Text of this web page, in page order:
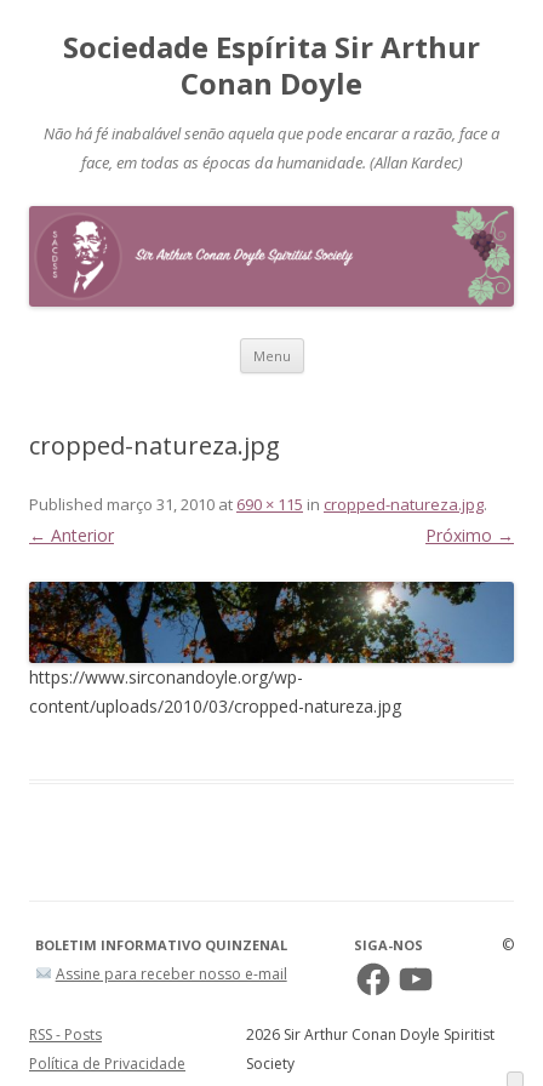
Sociedade Espírita Sir Arthur
Conan Doyle
Não há fé inabalável senão aquela que pode encarar a razão, face a
face, em todas as épocas da humanidade. (Allan Kardec)
Menu Pular
cropped-natureza.jpg
Published março 31, 2010 at 690 × 115 in cropped-natureza.jpg.
← Anterior Próximo →
https://www.sirconandoyle.org/wp-
content/uploads/2010/03/cropped-natureza.jpg
BOLETIM INFORMATIVO QUINZENAL
Assine para receber nosso e-mail
SIGA-NOS
FacebookYouTube
RSS - Posts
Política de Privacidade
©
2026 Sir Arthur Conan Doyle Spiritist
Society